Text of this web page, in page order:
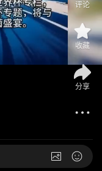
评论
收藏
分享